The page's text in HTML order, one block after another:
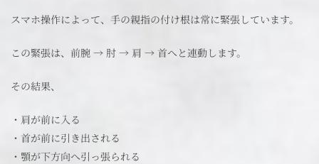
スマホ操作によって、手の親指の付け根は常に緊張しています。
この緊張は、前腕 → 肘 → 肩 → 首へと連動します。
その結果、
・肩が前に入る
・首が前に引き出される
・顎が下方向へ引っ張られる